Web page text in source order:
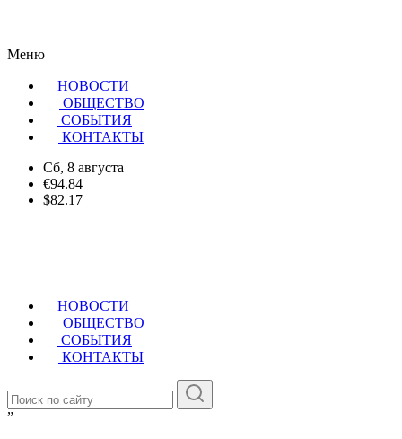
Меню
НОВОСТИ
ОБЩЕСТВО
CОБЫТИЯ
КОНТАКТЫ
Сб, 8 августа
€94.84
$82.17
НОВОСТИ
ОБЩЕСТВО
СОБЫТИЯ
КОНТАКТЫ
”